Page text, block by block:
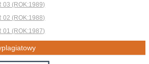
03 (ROK:1989)
02 (ROK:1988)
01 (ROK:1987)